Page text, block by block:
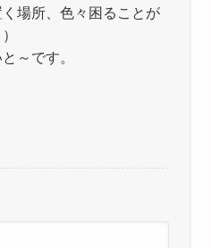
場所、色々困ることが
～です。